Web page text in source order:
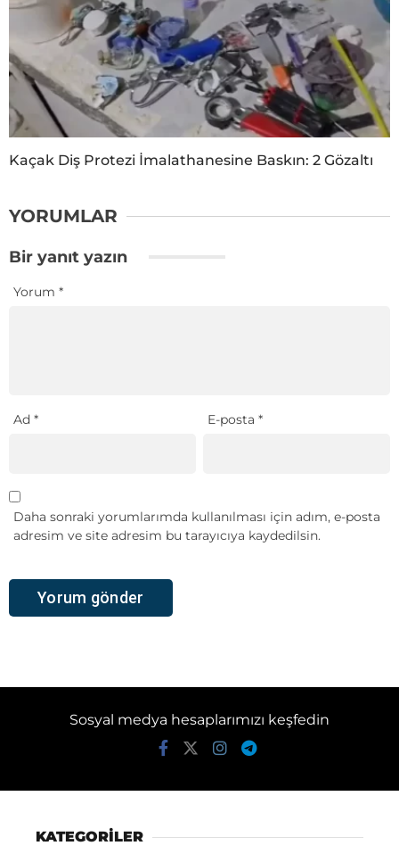
Kaçak Diş Protezi İmalathanesine Baskın: 2 Gözaltı
YORUMLAR
Bir yanıt yazın
Yorum *
Ad * E-posta*
Daha sonraki yorumlarımda kullanılması için adım, e-posta
adresim ve site adresim bu tarayıcıya kaydedilsin.
Sosyal medya hesaplarımızı keşfedin
KATEGORİLER